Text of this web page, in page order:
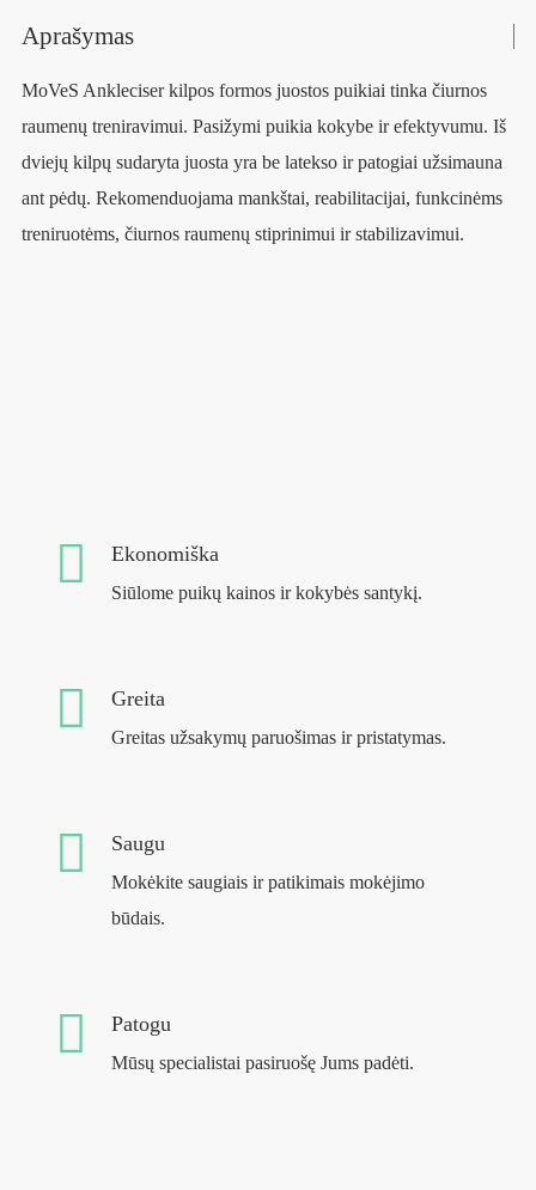
Aprašymas
MoVeS Ankleciser kilpos formos juostos puikiai tinka čiurnos
raumenų treniravimui. Pasižymi puikia kokybe ir efektyvumu. Iš
dviejų kilpų sudaryta juosta yra be latekso ir patogiai užsimauna
ant pėdų. Rekomenduojama mankštai, reabilitacijai, funkcinėms
treniruotėms, čiurnos raumenų stiprinimui ir stabilizavimui.
Ekonomiška
Siūlome puikų kainos ir kokybės santykį.
Greita
Greitas užsakymų paruošimas ir pristatymas.
Saugu
Mokėkite saugiais ir patikimais mokėjimo
būdais.
Patogu
Mūsų specialistai pasiruošę Jums padėti.